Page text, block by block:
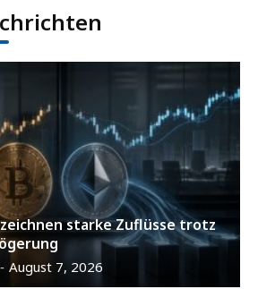
starke Zuflüsse trotz
- August 7, 2026